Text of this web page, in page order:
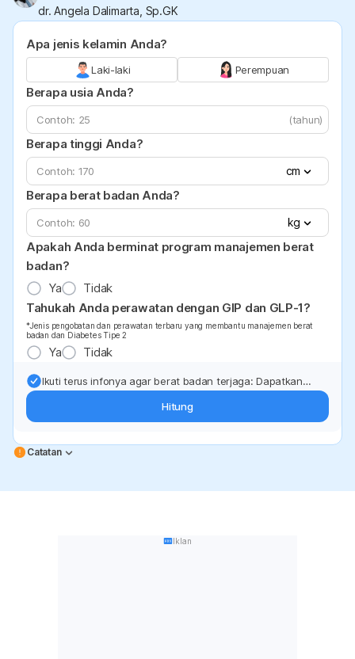
dr. Angela Dalimarta, Sp.GK
Apa jenis kelamin Anda?
Laki-laki Perempuan
Berapa usia Anda?
(tahun)
Berapa tinggi Anda?
cm
Berapa berat badan Anda?
kg
Apakah Anda berminat program manajemen berat
badan?
Ya
Tidak
Tahukah Anda perawatan dengan GIP dan GLP-1?
*Jenis pengobatan dan perawatan terbaru yang membantu manajemen berat
badan dan Diabetes Tipe 2
Ya Tidak
Ikuti terus infonya agar berat badan terjaga: Dapatkan
berat badan langsung ke inbox Anda.
Hitung
Catatan
Iklan